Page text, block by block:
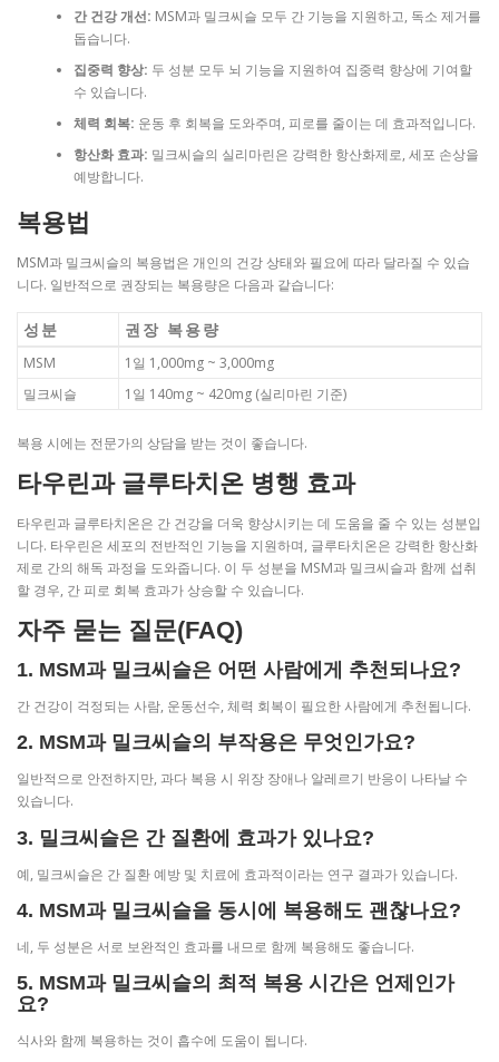
간 건강 개선: MSM과 밀크씨슬 모두 간 기능을 지원하고, 독소 제거를
돕습니다.
집중력 향상: 두 성분 모두 뇌 기능을 지원하여 집중력 향상에 기여할
수 있습니다.
체력 회복: 운동 후 회복을 도와주며, 피로를 줄이는 데 효과적입니다.
항산화 효과: 밀크씨슬의 실리마린은 강력한 항산화제로, 세포 손상을
예방합니다.
복용법
MSM과 밀크씨슬의 복용법은 개인의 건강 상태와 필요에 따라 달라질 수 있습
니다. 일반적으로 권장되는 복용량은 다음과 같습니다:
성분 권장 복용량
MSM
1일 1,000mg ~ 3,000mg
밀크씨슬
1일 140mg ~ 420mg (실리마린 기준)
복용 시에는 전문가의 상담을 받는 것이 좋습니다.
타우린과 글루타치온 병행 효과
타우린과 글루타치온은 간 건강을 더욱 향상시키는 데 도움을 줄 수 있는 성분입
니다. 타우린은 세포의 전반적인 기능을 지원하며, 글루타치온은 강력한 항산화
제로 간의 해독 과정을 도와줍니다. 이 두 성분을 MSM과 밀크씨슬과 함께 섭취
할 경우, 간 피로 회복 효과가 상승할 수 있습니다.
자주 묻는 질문(FAQ)
1. MSM과 밀크씨슬은 어떤 사람에게 추천되나요?
간 건강이 걱정되는 사람, 운동선수, 체력 회복이 필요한 사람에게 추천됩니다.
2. MSM과 밀크씨슬의 부작용은 무엇인가요?
일반적으로 안전하지만, 과다 복용 시 위장 장애나 알레르기 반응이 나타날 수
있습니다.
3. 밀크씨슬은 간 질환에 효과가 있나요?
예, 밀크씨슬은 간 질환 예방 및 치료에 효과적이라는 연구 결과가 있습니다.
4. MSM과 밀크씨슬을 동시에 복용해도 괜찮나요?
네, 두 성분은 서로 보완적인 효과를 내므로 함께 복용해도 좋습니다.
5. MSM과 밀크씨슬의 최적 복용 시간은 언제인가
요?
식사와 함께 복용하는 것이 흡수에 도움이 됩니다.